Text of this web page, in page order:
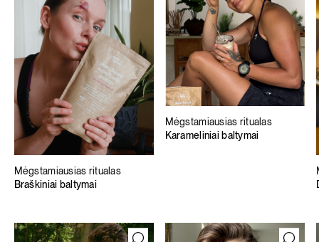
Mėgstamiausias ritualas
Braškiniai baltymai
Mėgstamiausias ritualas
Karameliniai baltymai